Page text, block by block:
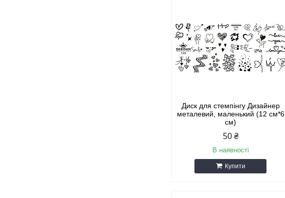
Диск для стемпінгу Дизайнер
металевий, маленький (12 см*6
см)
50 ₴
В наявності
Купити